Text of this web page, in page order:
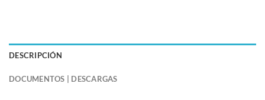
DESCRIPCIÓN
DOCUMENTOS | DESCARGAS